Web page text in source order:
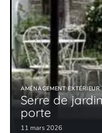
AMÉNAGEMENT EXTÉRIEUR
Serre de
porte
11 mars 2026